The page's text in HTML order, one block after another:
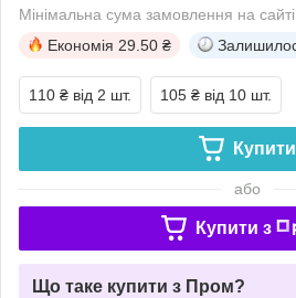
Мінімальна сума замовлення на
Економія 29.50 ₴
110 ₴ від 2 шт. 105 ₴ від 10 шт.
Купити
або
Купити з
Що таке купити з Пром?